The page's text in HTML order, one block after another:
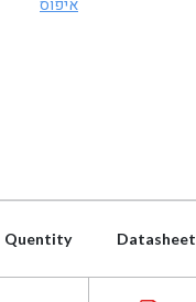
איפוס
Datasheet
Quentity Datasheet
Quentity